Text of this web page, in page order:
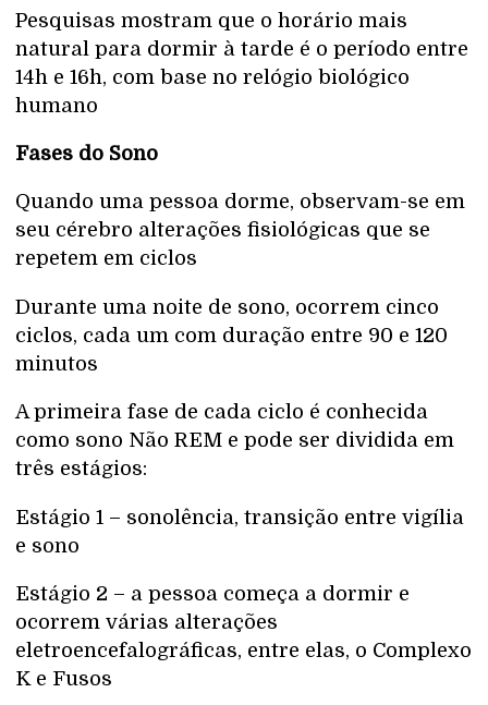
Pesquisas mostram que o horário mais
natural para dormir à tarde é o período entre
14h e 16h, com base no relógio biológico
humano
Fases do Sono
Quando uma pessoa dorme, observam-se em
seu cérebro alterações fisiológicas que se
repetem em ciclos
Durante uma noite de sono, ocorrem cinco
ciclos, cada um com duração entre 90 e 120
minutos
A primeira fase de cada ciclo é conhecida
como sono Não REM e pode ser dividida em
três estágios:
Estágio 1 – sonolência, transição entre vigília
e sono
Estágio 2 – a pessoa começa a dormir e
ocorrem várias alterações
eletroencefalográficas, entre elas, o Complexo
K e Fusos